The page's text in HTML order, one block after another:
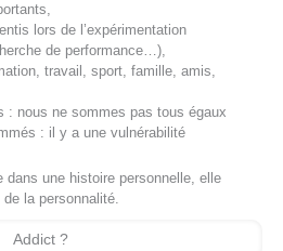
lors de l’expérimentation
de performance…),
travail, sport, famille, amis,
: nous ne sommes pas tous égaux
: il y a une vulnérabilité
dans une histoire personnelle, elle
la personnalité.
Addict ?